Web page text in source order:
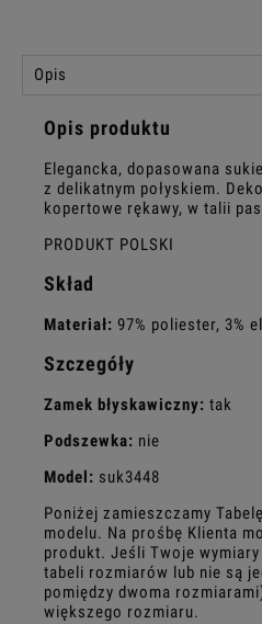
Opis
Opis produktu
Elegancka, dopasowana
z delikatnym połyskiem.
kopertowe rękawy, w talii
PRODUKT POLSKI
Skład
Materiał: 97% poliester, 3%
Szczegóły
Zamek błyskawiczny: tak
Podszewka: nie
Model: suk3448
Poniżej zamieszczamy
modelu. Na prośbę Klienta
produkt. Jeśli Twoje
tabeli rozmiarów lub nie są
pomiędzy dwoma
większego rozmiaru.